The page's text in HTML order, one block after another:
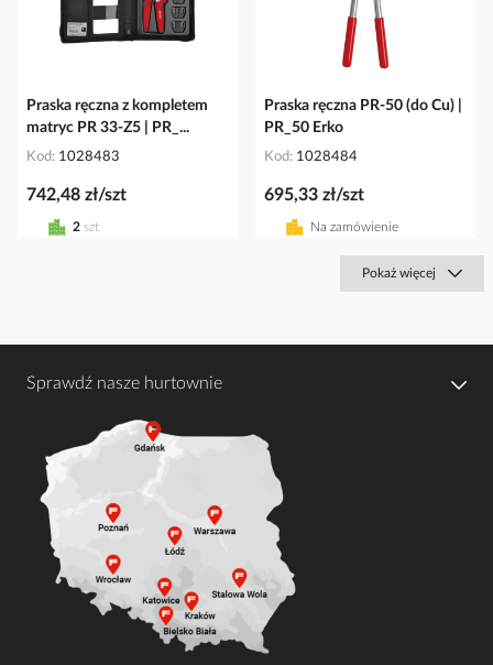
Praska ręczna z kompletem
matryc PR 33-Z5 | PR_...
Kod 1028483
742,48 zł/szt
2 szt
Praska ręczna PR-50 (do Cu) |
PR_50 Erko
Kod 1028484
695,33 zł/szt
Na zamówienie
Pokaż więcej
Sprawdź nasze hurtownie